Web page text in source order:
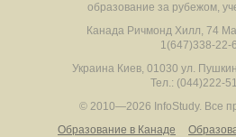
образование за рубежом,
Канада Ричмонд Хилл, 74
1(647)338-22-
Украина Киев, 01030 ул.
Тел.: (044)222-
© 2010—2026 InfoStudy. Все
Образование в Канаде